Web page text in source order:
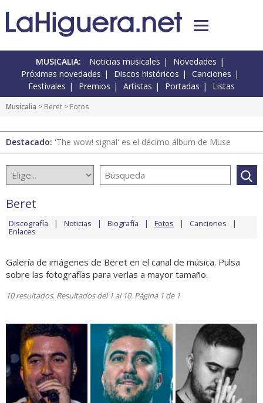
MUSICALIA: Noticias musicales
Novedades
Próximas novedades
Discos históricos
Canciones
Festivales
Premios Artistas Portadas Listas
Musicalia > Beret > Fotos
Destacado: 'The wow! signal' es el décimo álbum de Muse
Beret
Discografía Noticias Biografía Fotos Canciones
Enlaces
Galería de imágenes de Beret en el canal de música. Pulsa
sobre las fotografías para verlas a mayor tamaño.
10 resultados. Resultados del 1 al 10. Página 1 de 1